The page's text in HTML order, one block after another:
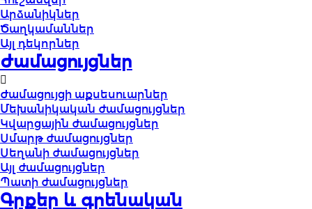
Արձանիկներ
Ծաղկամաններ
Այլ դեկորներ
Ժամացույցներ
Ժամացույցի աքսեսուարներ
Մեխանիկական ժամացույցներ
Կվարցային ժամացույցներ
Սմարթ ժամացույցներ
Սեղանի ժամացույցներ
Այլ ժամացույցներ
Պատի ժամացույցներ
Գրքեր և գրենական